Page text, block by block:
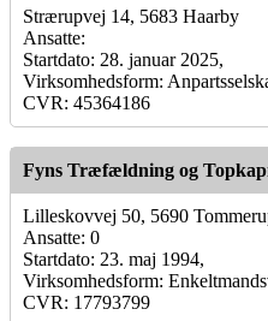
Strærupvej 14, 5683 Haarby
Ansatte:
Startdato: 28. januar 2025,
Virksomhedsform:
CVR: 45364186
Fyns Træfældning og
Lilleskovvej 50, 5690
Ansatte: 0
Startdato: 23. maj 1994,
Virksomhedsform:
CVR: 17793799